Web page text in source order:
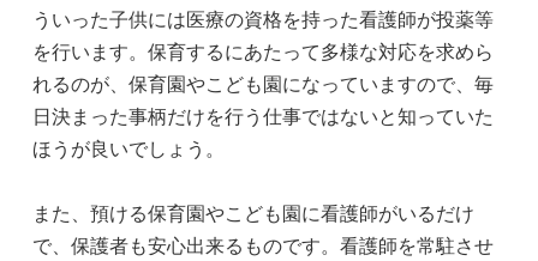
ういった子供には医療の資格を持った看護師が投薬等
を行います。保育するにあたって多様な対応を求めら
れるのが、保育園やこども園になっていますので、毎
日決まった事柄だけを行う仕事ではないと知っていた
ほうが良いでしょう。
また、預ける保育園やこども園に看護師がいるだけ
で、保護者も安心出来るものです。看護師を常駐させ